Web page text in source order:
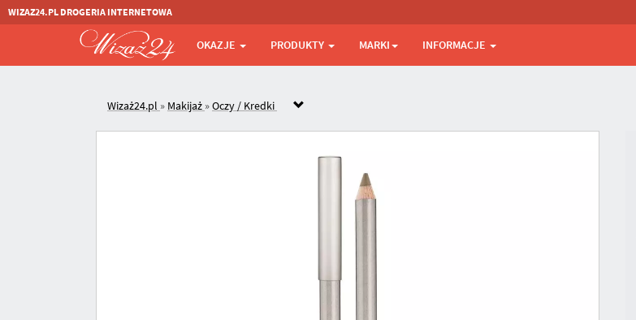
WIZAZ24.PL DROGERIA INTERNETOWA
OKAZJE PRODUKTY MARKI INFORMACJE
Wizaż24.pl » Makijaż »Oczy / Kredki